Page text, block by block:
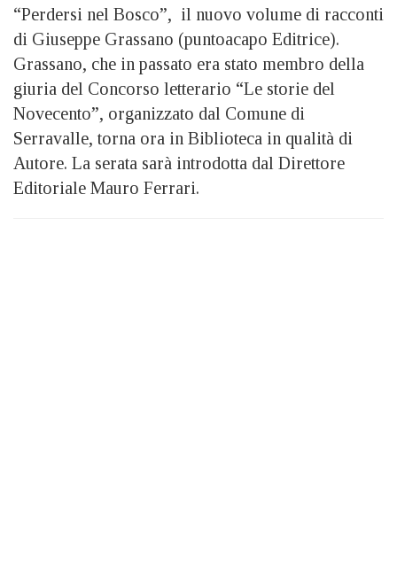
“Perdersi nel Bosco”, il nuovo volume di racconti
di Giuseppe Grassano (puntoacapo Editrice).
Grassano, che in passato era stato membro della
giuria del Concorso letterario “Le storie del
Novecento”, organizzato dal Comune di
Serravalle, torna ora in Biblioteca in qualità di
Autore. La serata sarà introdotta dal Direttore
Editoriale Mauro Ferrari.